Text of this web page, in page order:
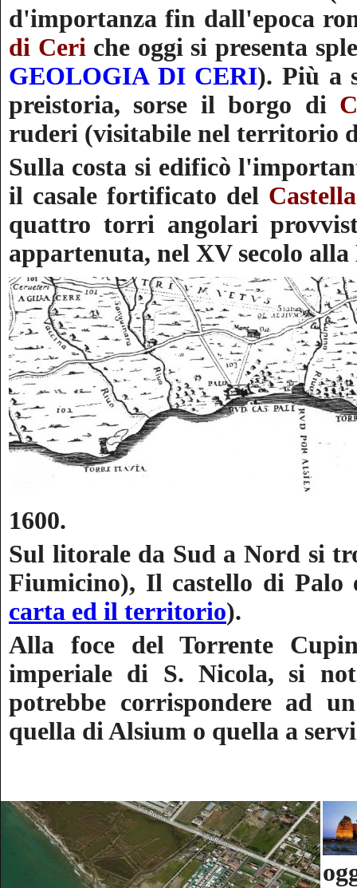
d'importanza fin dall'epoca
di Ceri che oggi si presenta
GEOLOGIA DI CERI). Più a
preistoria, sorse il borgo di
ruderi (visitabile nel territorio
Sulla costa si edificò
il casale fortificato del
quattro torri angolari
appartenuta, nel XV secolo
1600.
Sul litorale da Sud a Nord si
Fiumicino), Il castello di
carta ed il territorio).
Alla foce del Torrente
imperiale di S. Nicola, si
potrebbe corrispondere ad
quella di Alsium o quella a